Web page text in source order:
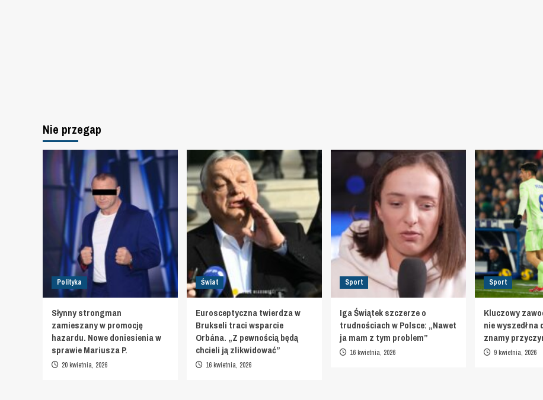
Nie przegap
Polityka
Słynny strongman
zamieszany w promocję
hazardu. Nowe doniesienia w
sprawie Mariusza P.
20 kwietnia, 2026
Świat
Eurosceptyczna twierdza w
Brukseli traci wsparcie
Orbána. „Z pewnością będą
chcieli ją zlikwidować”
16 kwietnia, 2026
Sport
Iga Świątek szczerze o
trudnościach w Polsce: „Nawet
ja mam z tym problem”
16 kwietnia, 2026
Sport
Kluczowy
nie wyszedł na
znamy
9 kwietnia, 2026